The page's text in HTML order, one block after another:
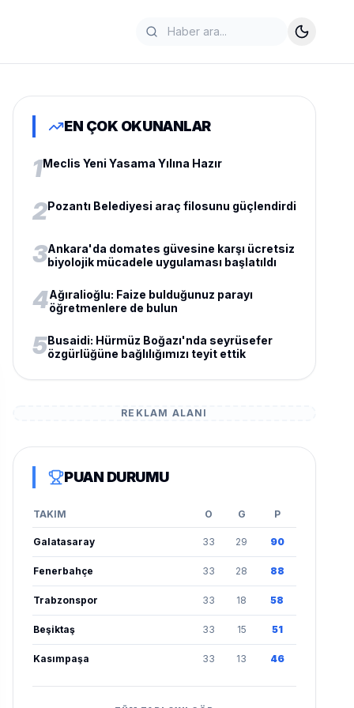
EN ÇOK OKUNANLAR
1Meclis Yeni Yasama Yılına Hazır
2Pozantı Belediyesi araç filosunu güçlendirdi
3Ankara'da domates güvesine karşı ücretsiz
biyolojik mücadele uygulaması başlatıldı
4Ağıralioğlu: Faize bulduğunuz parayı
öğretmenlere de bulun
5Busaidi: Hürmüz Boğazı'nda seyrüsefer
özgürlüğüne bağlılığımızı teyit ettik
REKLAM ALANI
PUAN DURUMU
TAKIM O G P
Galatasaray 33 29 90
Fenerbahçe 33 28 88
Trabzonspor 33 18 58
Beşiktaş 33 15 51
Kasımpaşa 33 13 46